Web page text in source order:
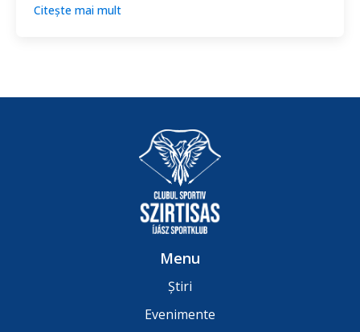
Citește mai mult
Menu
Știri
Evenimente